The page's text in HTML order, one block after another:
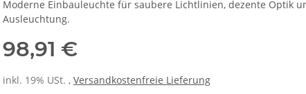
Moderne Einbauleuchte für saubere Lichtlinien, dezente Optik
Ausleuchtung.
98,91 €
inkl. 19% USt. , Versandkostenfreie Lieferung